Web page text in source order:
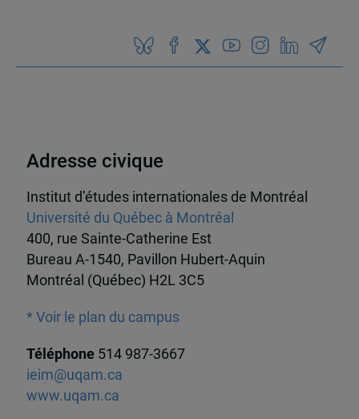
Adresse civique
Institut d’études internationales de Montréal
Université du Québec à Montréal
400, rue Sainte-Catherine Est
Bureau A-1540, Pavillon Hubert-Aquin
Montréal (Québec) H2L 3C5
* Voir le plan du campus
Téléphone 514 987-3667
ieim@uqam.ca
www.uqam.ca